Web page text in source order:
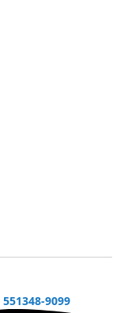
551348-9099